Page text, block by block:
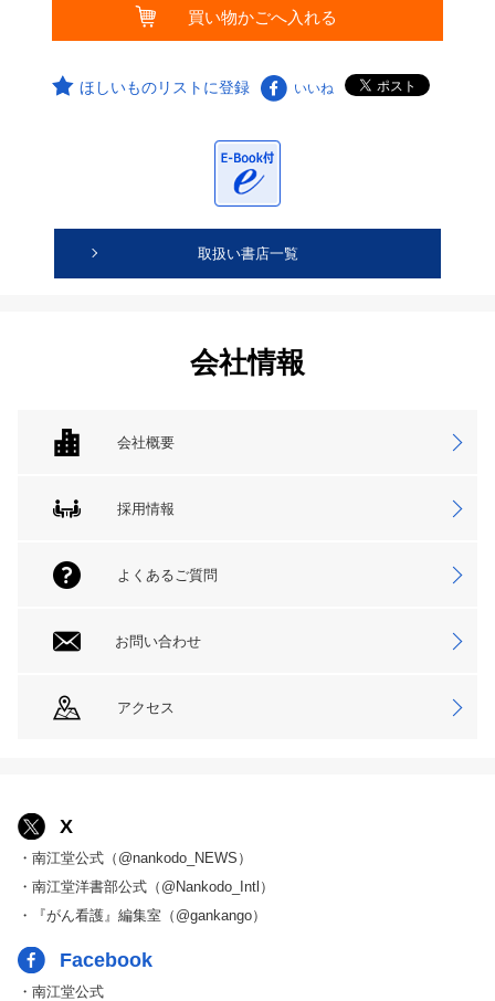
ほしいものリストに登録 いいね
取扱い書店一覧
会社情報
会社概要
採用情報
よくあるご質問
お問い合わせ
アクセス
X
・南江堂公式（@nankodo_NEWS）
・南江堂洋書部公式（@Nankodo_Intl）
・『がん看護』編集室（@gankango）
Facebook
・南江堂公式